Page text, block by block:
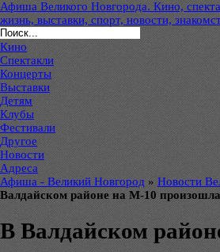
Афиша Великого Новгорода. Кино,
жизнь, выставки, спорт, новости,
Кино
Спектакли
Концерты
Выставки
Детям
Клубы
Фестивали
Другое
Новости
Адреса
Афиша - Великий Новгород » Новости
Валдайском районе на М-10
В Валдайском